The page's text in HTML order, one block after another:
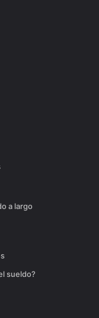
a largo
sueldo?